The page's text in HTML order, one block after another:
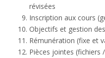
révisées
Inscription aux cours
Objectifs et gestion
Rémunération (fixe et
Pièces jointes (fichiers